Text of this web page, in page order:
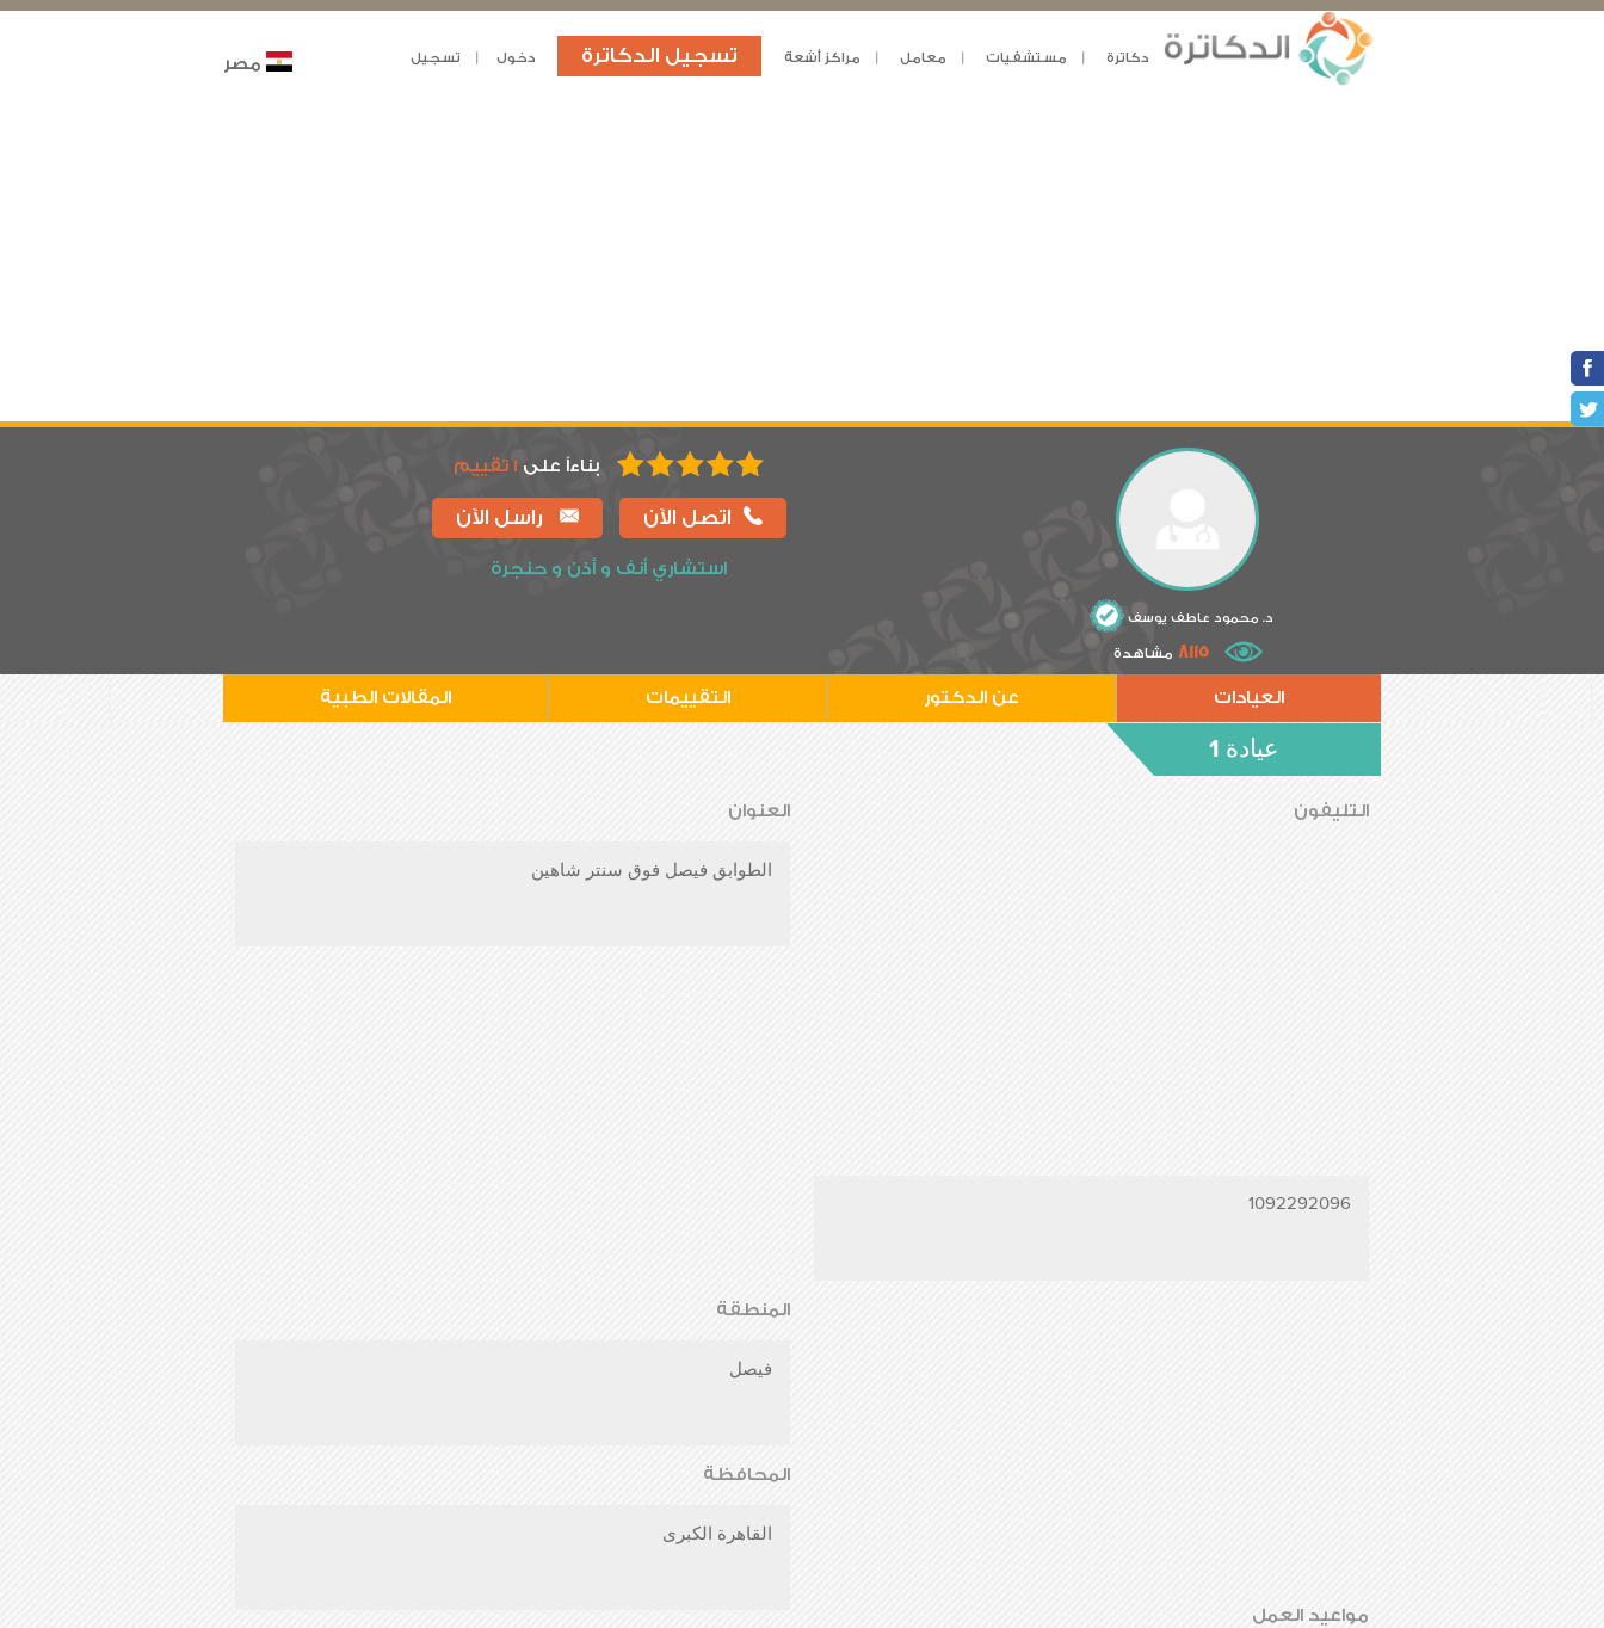
دكاترة مستشفيات معامل مراكز أشعة تسجيل الدكاترة دخول تسجيل مصر
د. محمود عاطف يوسف
8115 مشاهدة
بناءاً على 1 تقييم
اتصل الآن راسل الآن
استشاري أنف و أذن و حنجرة
العيادات عن الدكتور التقييمات المقالات الطبية
عيادة 1
التليفون
1092292096
مواعيد العمل
العنوان
الطوابق فيصل فوق سنتر شاهين
المنطقة
فيصل
المحافظة
القاهرة الكبرى